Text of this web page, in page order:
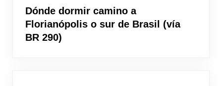
Dónde dormir camino a
Florianópolis o sur de Brasil (vía
BR 290)